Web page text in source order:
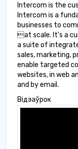
Intercom is the
Intercom is a
businesses to
at scale. It's a
a suite of
sales, marketing,
enable targeted
websites, in web
and by email.
Відэаўрок